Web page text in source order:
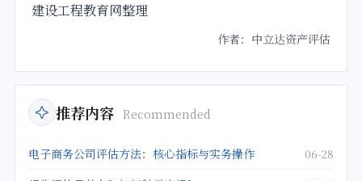
建设工程教育网整理
作者：中立达资产评估
推荐内容 Recommended
电子商务公司评估方法：核心指标与实务操作 06-28